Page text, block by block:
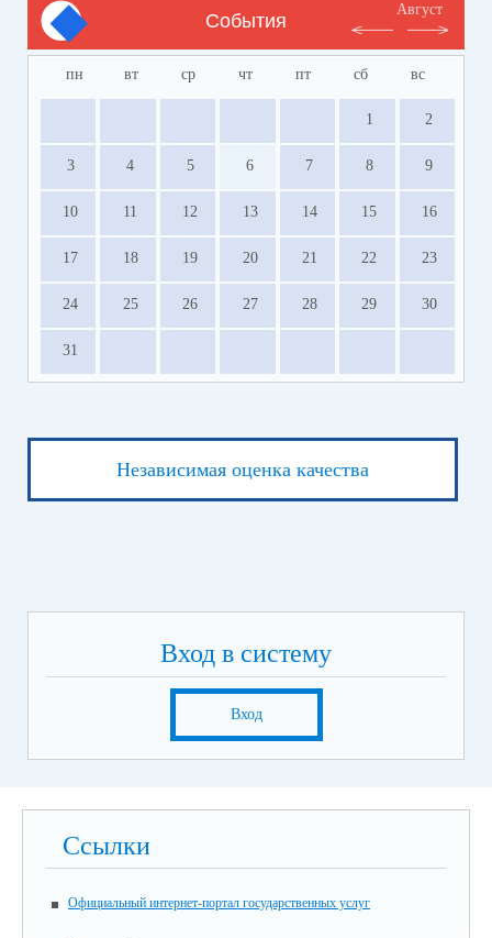
События
Август
пн вт ср чт пт сб вс
1 2
3 4 5 6 7 8 9
10 11 12 13 14 15 16
17 18 19 20 21 22 23
24 25 26 27 28 29 30
31
Независимая оценка качества
Вход в систему
Вход
Ссылки
Официальный интернет-портал государственных услуг